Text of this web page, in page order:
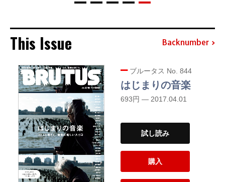
This Issue Backnumber
ブルータス No. 844
はじまりの音楽
693円 — 2017.04.01
試し読み
購入